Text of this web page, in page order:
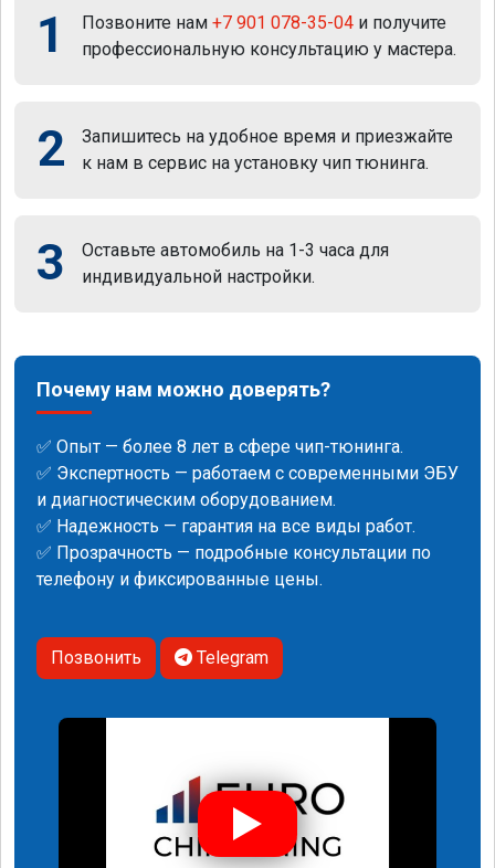
1 Позвоните нам +7 901 078-35-04 и получите
профессиональную консультацию у мастера.
2
Запишитесь на удобное время и приезжайте
к нам в сервис на установку чип тюнинга.
3
Оставьте автомобиль на 1-3 часа для
индивидуальной настройки.
Почему нам можно доверять?
✅ Опыт — более 8 лет в сфере чип-тюнинга.
✅ Экспертность — работаем с современными ЭБУ
и диагностическим оборудованием.
✅ Надежность — гарантия на все виды работ.
✅ Прозрачность — подробные консультации по
телефону и фиксированные цены.
Позвонить Telegram